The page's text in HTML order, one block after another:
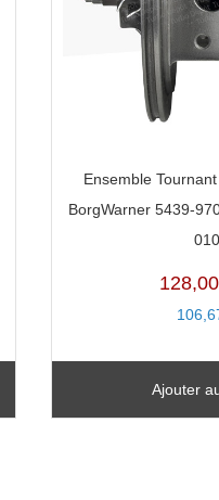
Ensemble
BorgWarner 5439-
Ajouter